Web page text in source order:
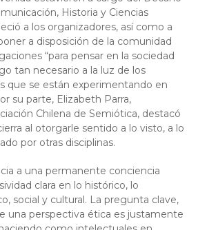
Historia y Ciencias
a los organizadores, así como a
a disposición de la comunidad
“para pensar en la sociedad
tan necesario a la luz de los
que se están experimentando en
su parte, Elizabeth Parra,
Chilena de Semiótica, destacó
al otorgarle sentido a lo visto, a lo
por otras disciplinas.
a una permanente conciencia
clara en lo histórico, lo
social y cultural. La pregunta clave,
una perspectiva ética es justamente